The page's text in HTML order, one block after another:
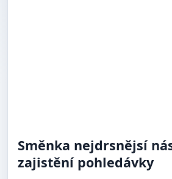
Směnka nejdrsnějsí
zajistění pohledávky